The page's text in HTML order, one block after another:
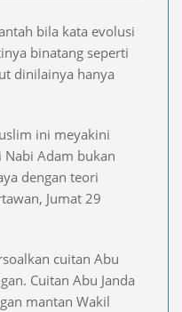
bila kata evolusi
binatang seperti
dinilainya hanya
ini meyakini
Adam bukan
dengan teori
Jumat 29
cuitan Abu
Cuitan Abu Janda
mantan Wakil